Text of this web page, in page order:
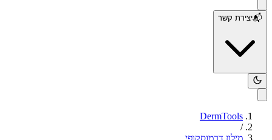
📬יצירת קשר
DermTools
/
מילון דרמוסקופי